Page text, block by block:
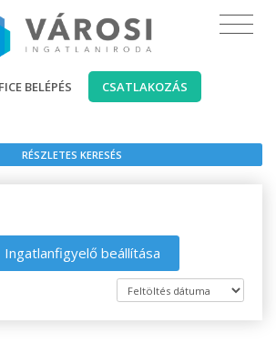
BELÉPÉS CSATLAKOZÁS
RÉSZLETES KERESÉS
Ingatlanfigyelő beállítása